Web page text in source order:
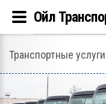
Транспортные
Ойл